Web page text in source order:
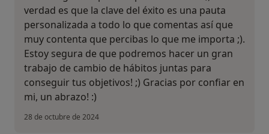
verdad es que la clave del éxito es una pauta
personalizada a todo lo que comentas así que
muy contenta que percibas lo que me importa ;).
Estoy segura de que podremos hacer un gran
trabajo de cambio de hábitos juntas para
conseguir tus objetivos! ;) Gracias por confiar en
mi, un abrazo! :)
28 de octubre de 2024